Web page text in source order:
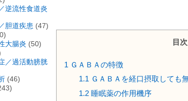
目次
1 ＧＡＢＡの特徴
1.1 ＧＡＢＡを経口摂取しても
1.2睡眠薬の作用機序
逆流性食道炎
胆道疾患 (47)
大腸炎 (50)
／過活動膀胱
(46)